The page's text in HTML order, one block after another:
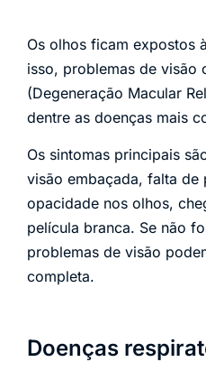
Os olhos ficam expostos
isso, problemas de visão
(Degeneração Macular
dentre as doenças mais
Os sintomas principais
visão embaçada, falta de
opacidade nos olhos,
película branca. Se não
problemas de visão
completa.
Doenças